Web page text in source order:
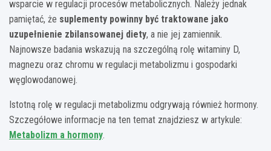
wsparcie w regulacji procesów metabolicznych. Należy jednak
pamiętać, że suplementy powinny być traktowane jako
uzupełnienie zbilansowanej diety, a nie jej zamiennik.
Najnowsze badania wskazują na szczególną rolę witaminy D,
magnezu oraz chromu w regulacji metabolizmu i gospodarki
węglowodanowej.
Istotną rolę w regulacji metabolizmu odgrywają również hormony.
Szczegółowe informacje na ten temat znajdziesz w artykule:
Metabolizm a hormony.